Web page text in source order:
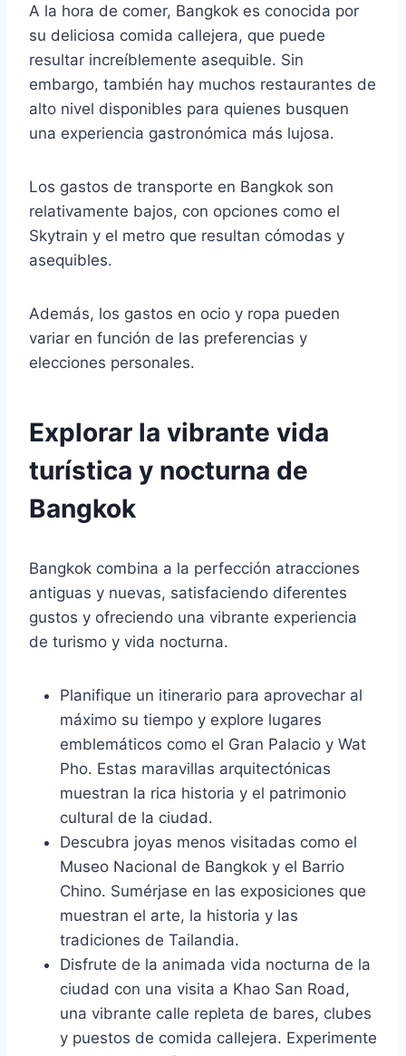
A la hora de comer, Bangkok es conocida por
su deliciosa comida callejera, que puede
resultar increíblemente asequible. Sin
embargo, también hay muchos restaurantes de
alto nivel disponibles para quienes busquen
una experiencia gastronómica más lujosa.
Los gastos de transporte en Bangkok son
relativamente bajos, con opciones como el
Skytrain y el metro que resultan cómodas y
asequibles.
Además, los gastos en ocio y ropa pueden
variar en función de las preferencias y
elecciones personales.
Explorar la vibrante vida
turística y nocturna de
Bangkok
Bangkok combina a la perfección atracciones
antiguas y nuevas, satisfaciendo diferentes
gustos y ofreciendo una vibrante experiencia
de turismo y vida nocturna.
Planifique un itinerario para aprovechar al
máximo su tiempo y explore lugares
emblemáticos como el Gran Palacio y Wat
Pho. Estas maravillas arquitectónicas
muestran la rica historia y el patrimonio
cultural de la ciudad.
Descubra joyas menos visitadas como el
Museo Nacional de Bangkok y el Barrio
Chino. Sumérjase en las exposiciones que
muestran el arte, la historia y las
tradiciones de Tailandia.
Disfrute de la animada vida nocturna de la
ciudad con una visita a Khao San Road,
una vibrante calle repleta de bares, clubes
y puestos de comida callejera. Experimente